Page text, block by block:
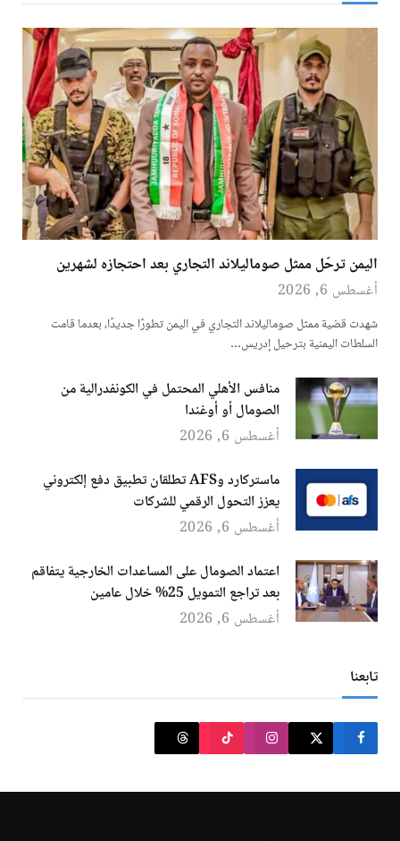
اليمن ترحّل ممثل صوماليلاند التجاري بعد احتجازه لشهرين
أغسطس 6, 2026
شهدت قضية ممثل صوماليلاند التجاري في اليمن تطورًا جديدًا، بعدما قامت
السلطات اليمنية بترحيل إدريس…
منافس الأهلي المحتمل في الكونفدرالية من
الصومال أو أوغندا
أغسطس 6, 2026
ماستركارد وAFS تطلقان تطبيق دفع إلكتروني
يعزز التحول الرقمي للشركات
أغسطس 6, 2026
اعتماد الصومال على المساعدات الخارجية يتفاقم
بعد تراجع التمويل 25% خلال عامين
أغسطس 6, 2026
تابعنا